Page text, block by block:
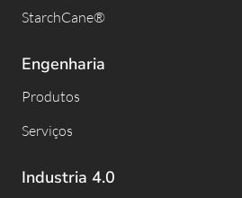
StarchCane®
Engenharia
Produtos
Serviços
Industria 4.0